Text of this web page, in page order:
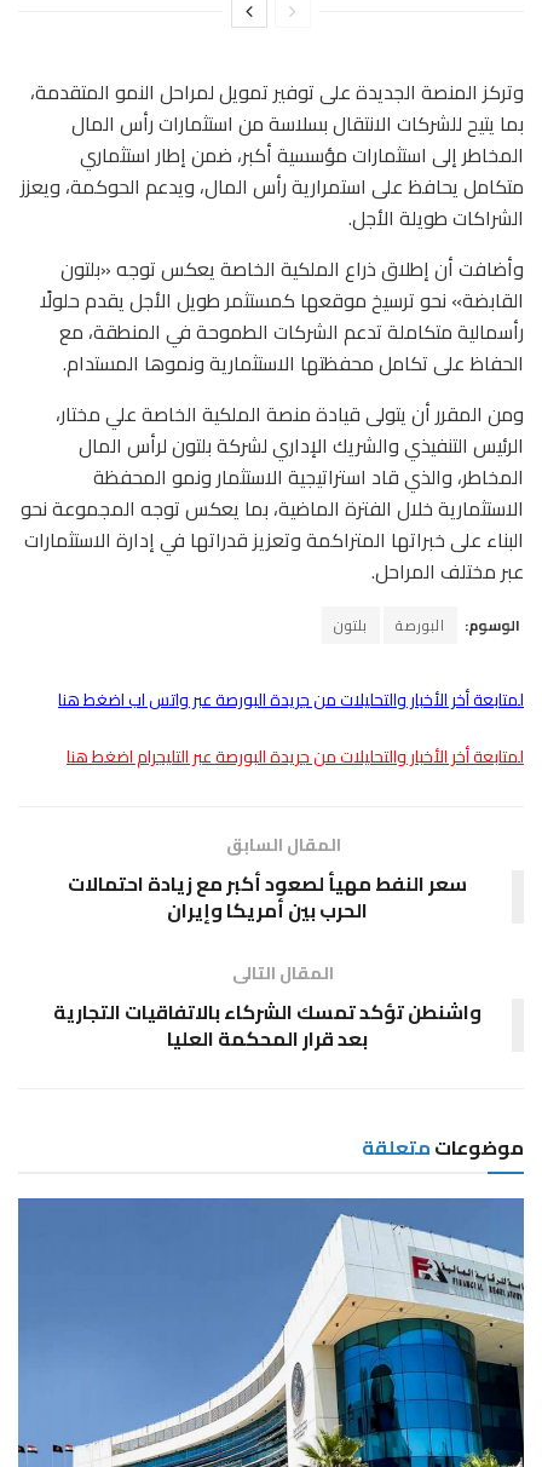
وتركز المنصة الجديدة على توفير تمويل لمراحل النمو المتقدمة،
بما يتيح للشركات الانتقال بسلاسة من استثمارات رأس المال
المخاطر إلى استثمارات مؤسسية أكبر، ضمن إطار استثماري
متكامل يحافظ على استمرارية رأس المال، ويدعم الحوكمة، ويعزز
الشراكات طويلة الأجل.
وأضافت أن إطلاق ذراع الملكية الخاصة يعكس توجه «بلتون
القابضة» نحو ترسيخ موقعها كمستثمر طويل الأجل يقدم حلولًا
رأسمالية متكاملة تدعم الشركات الطموحة في المنطقة، مع
الحفاظ على تكامل محفظتها الاستثمارية ونموها المستدام.
ومن المقرر أن يتولى قيادة منصة الملكية الخاصة علي مختار،
الرئيس التنفيذي والشريك الإداري لشركة بلتون لرأس المال
المخاطر، والذي قاد استراتيجية الاستثمار ونمو المحفظة
الاستثمارية خلال الفترة الماضية، بما يعكس توجه المجموعة نحو
البناء على خبراتها المتراكمة وتعزيز قدراتها في إدارة الاستثمارات
عبر مختلف المراحل.
الوسوم: البورصة بلتون
لمتابعة أخر الأخبار والتحليلات من جريدة البورصة عبر واتس اب اضغط هنا
لمتابعة أخر الأخبار والتحليلات من جريدة البورصة عبر التليجرام اضغط هنا
المقال السابق
سعر النفط مهيأ لصعود أكبر مع زيادة احتمالات
الحرب بين أمريكا وإيران
المقال التالى
واشنطن تؤكد تمسك الشركاء بالاتفاقيات التجارية
بعد قرار المحكمة العليا
موضوعاتمتعلقة